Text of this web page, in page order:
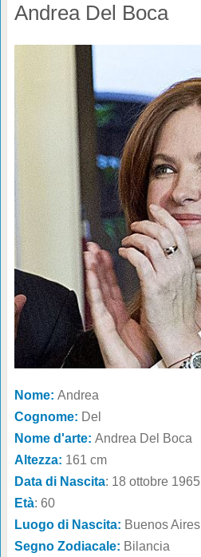
Andrea Del Boca
Nome: Andrea
Cognome: Del
Nome d'arte: Andrea Del Boca
Altezza: 161 cm
Data di Nascita: 18 ottobre 1965
Età: 60
Luogo di Nascita: Buenos Aires
Segno Zodiacale: Bilancia